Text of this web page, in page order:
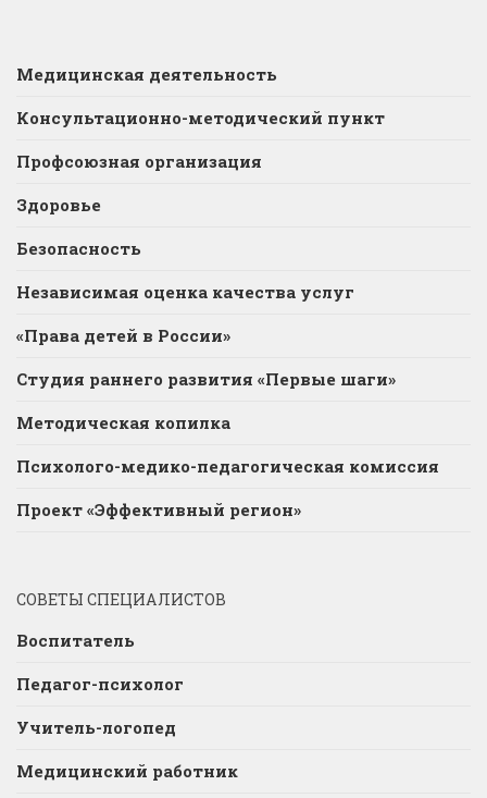
Медицинская деятельность
Консультационно-методический пункт
Профсоюзная организация
Здоровье
Безопасность
Независимая оценка качества услуг
«Права детей в России»
Студия раннего развития «Первые шаги»
Методическая копилка
Психолого-медико-педагогическая комиссия
Проект «Эффективный регион»
СОВЕТЫ СПЕЦИАЛИСТОВ
Воспитатель
Педагог-психолог
Учитель-логопед
Медицинский работник